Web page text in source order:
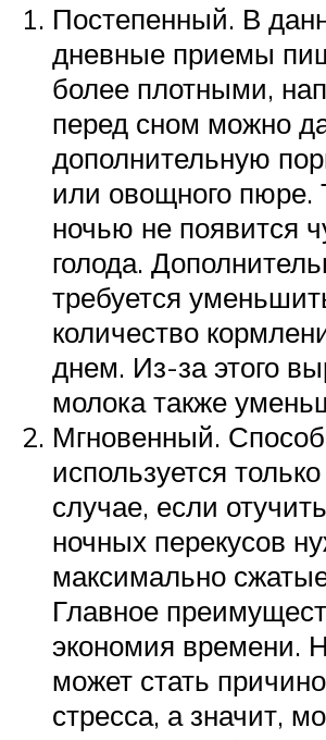
Постепенный. В
дневные приемы
более плотными,
перед сном можно
дополнительную
или овощного пюре.
ночью не появится
голода.
требуется
количество
днем. Из-за этого
молока также
Мгновенный. Способ
используется
случае, если
ночных перекусов
максимально
Главное
экономия времени.
может стать
стресса, а значит,